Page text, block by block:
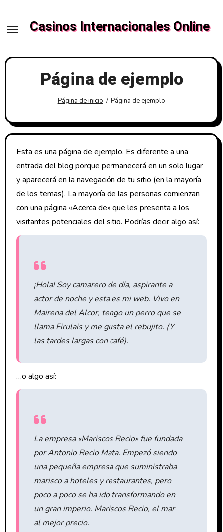
contenidoCasinos Internacionales Online
Página de ejemplo
Página de inicio Página de ejemplo
Esta es una página de ejemplo. Es diferente a una
entrada del blog porque permanecerá en un solo lugar
y aparecerá en la navegación de tu sitio (en la mayoría
de los temas). La mayoría de las personas comienzan
con una página «Acerca de» que les presenta a los
visitantes potenciales del sitio. Podrías decir algo así:
¡Hola! Soy camarero de día, aspirante a
actor de noche y esta es mi web. Vivo en
Mairena del Alcor, tengo un perro que se
llama Firulais y me gusta el rebujito. (Y
las tardes largas con café).
…o algo así:
La empresa «Mariscos Recio» fue fundada
por Antonio Recio Mata. Empezó siendo
una pequeña empresa que suministraba
marisco a hoteles y restaurantes, pero
poco a poco se ha ido transformando en
un gran imperio. Mariscos Recio, el mar
al mejor precio.